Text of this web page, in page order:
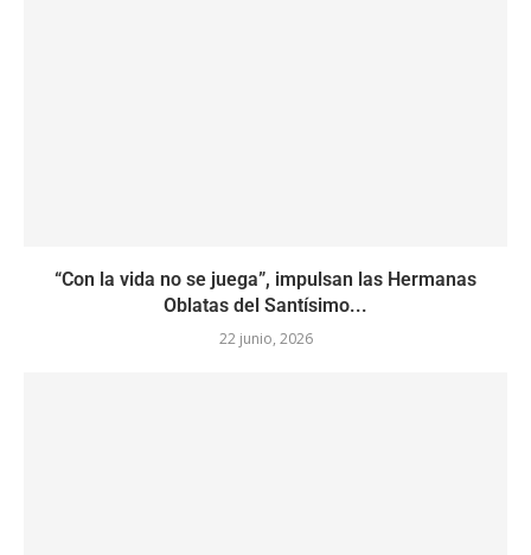
“Con la vida no se juega”, impulsan las Hermanas
Oblatas del Santísimo...
22 junio, 2026